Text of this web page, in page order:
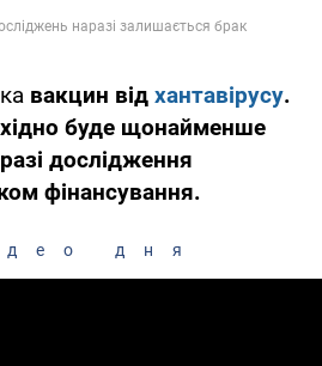
вакцин від хантавірусу.
буде щонайменше
дослідження
фінансування.
дня